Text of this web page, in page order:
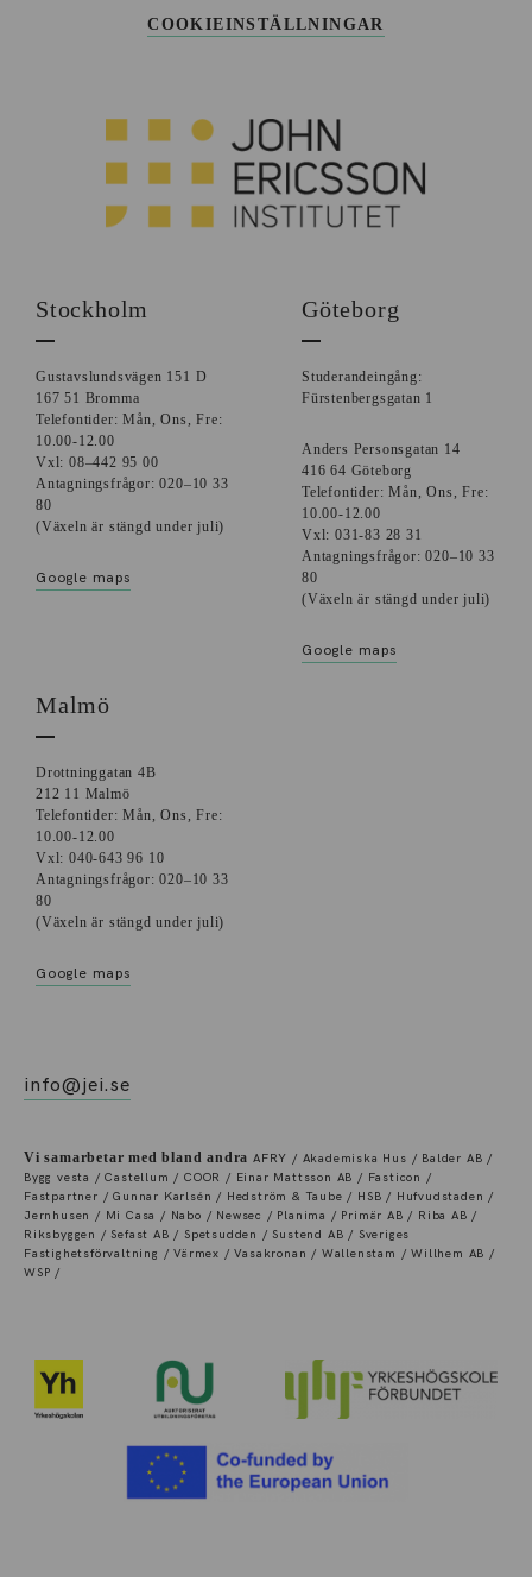
COOKIEINSTÄLLNINGAR
Stockholm
Gustavslundsvägen 151 D
167 51 Bromma
Telefontider: Mån, Ons, Fre:
10.00-12.00
Vxl: 08–442 95 00
Antagningsfrågor: 020–10 33
80
(Växeln är stängd under juli)
Google maps
Göteborg
Studerandeingång:
Fürstenbergsgatan 1
Anders Personsgatan 14
416 64 Göteborg
Telefontider: Mån, Ons, Fre:
10.00-12.00
Vxl: 031-83 28 31
Antagningsfrågor: 020–10 33
80
(Växeln är stängd under juli)
Google maps
Malmö
Drottninggatan 4B
212 11 Malmö
Telefontider: Mån, Ons, Fre:
10.00-12.00
Vxl: 040-643 96 10
Antagningsfrågor: 020–10 33
80
(Växeln är stängd under juli)
Google maps
info@jei.se
Vi samarbetar med bland andra AFRY / Akademiska Hus / Balder AB /
Bygg vesta / Castellum / COOR / Einar Mattsson AB / Fasticon /
Fastpartner / Gunnar Karlsén / Hedström & Taube / HSB / Hufvudstaden /
Jernhusen / Mi Casa / Nabo / Newsec / Planima / Primär AB / Riba AB /
Riksbyggen / Sefast AB / Spetsudden / Sustend AB / Sveriges
Fastighetsförvaltning / Värmex / Vasakronan / Wallenstam / Willhem AB /
WSP /